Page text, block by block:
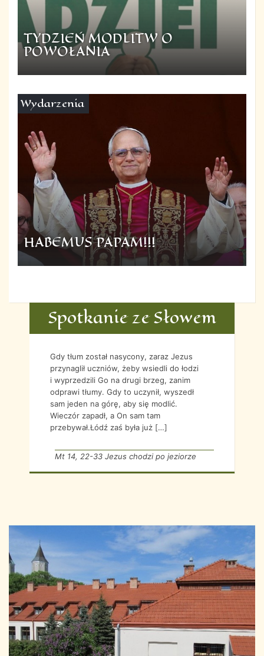
TYDZIEŃ MODLITW O
POWOŁANIA
HABEMUS PAPAM!!!
Wydarzenia
Spotkanie ze Słowem
Gdy tłum został nasycony, zaraz Jezus
przynaglił uczniów, żeby wsiedli do łodzi
i wyprzedzili Go na drugi brzeg, zanim
odprawi tłumy. Gdy to uczynił, wyszedł
sam jeden na górę, aby się modlić.
Wieczór zapadł, a On sam tam
przebywał.Łódź zaś była już […]
Mt 14, 22-33 Jezus chodzi po jeziorze